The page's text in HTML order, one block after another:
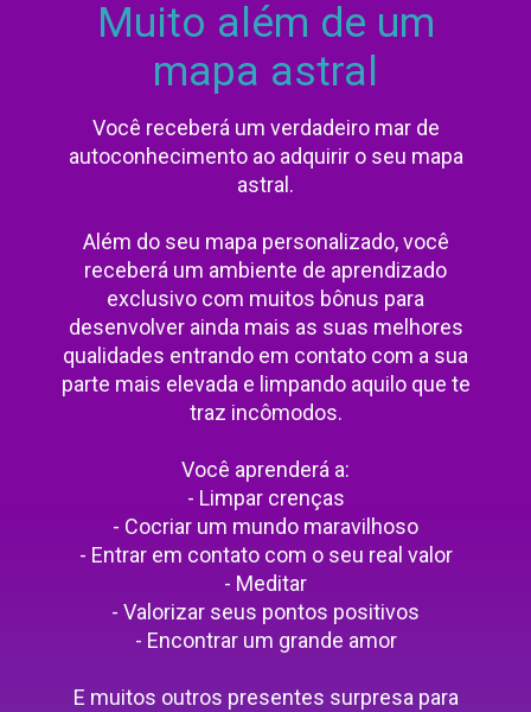
Muito além de um
mapa astral
Você receberá um verdadeiro mar de
autoconhecimento ao adquirir o seu mapa
astral.
Além do seu mapa personalizado, você
receberá um ambiente de aprendizado
exclusivo com muitos bônus para
desenvolver ainda mais as suas melhores
qualidades entrando em contato com a sua
parte mais elevada e limpando aquilo que te
traz incômodos.
Você aprenderá a:
- Limpar crenças
- Cocriar um mundo maravilhoso
- Entrar em contato com o seu real valor
- Meditar
- Valorizar seus pontos positivos
- Encontrar um grande amor
E muitos outros presentes surpresa para